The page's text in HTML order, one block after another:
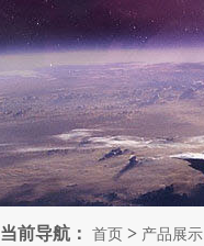
当前导航： 首页 > 产品展示